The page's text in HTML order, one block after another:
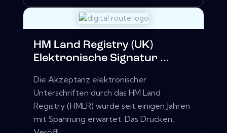
HM Land Registry (UK)
Elektronische Signatur ...
Die Akzeptanz elektronischer
Unterschriften durch das HM Land
Registry (HMLR) wurde seit einigen Jahren
mit Spannung erwartet. Das Drucken,